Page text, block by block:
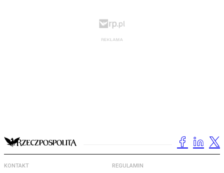
KONTAKT REGULAMIN